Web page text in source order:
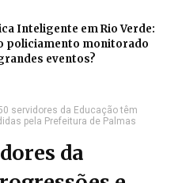
Inteligente em Rio Verde:
policiamento monitorado
eventos?
servidores da Educação têm
pela Prefeitura de Palmas
da